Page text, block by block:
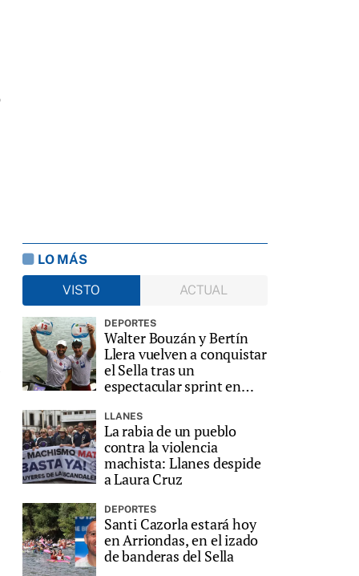
LO MÁS
VISTO
ACTUAL
DEPORTES
Walter Bouzán y Bertín
Llera vuelven a conquistar
el Sella tras un
espectacular sprint en
LLANES
La rabia de un pueblo
contra la violencia
machista: Llanes despide
a Laura Cruz
DEPORTES
Santi Cazorla estará hoy
en Arriondas, en el izado
de banderas del Sella